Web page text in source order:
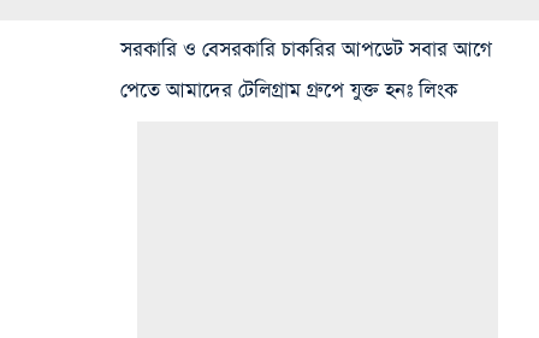
সরকারি ও বেসরকারি চাকরির আপডেট সবার আগে
পেতে আমাদের টেলিগ্রাম গ্রুপে যুক্ত হনঃ লিংক